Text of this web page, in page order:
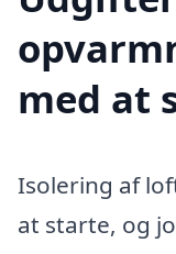
med at
Isolering af
at starte, og